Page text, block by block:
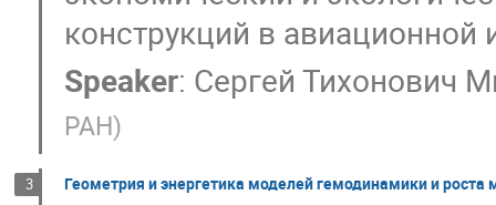
конструкций в авиационной
Speaker: Сергей Тихонович
РАН)
3 Геометрия и энергетика моделей гемодинамики и роста